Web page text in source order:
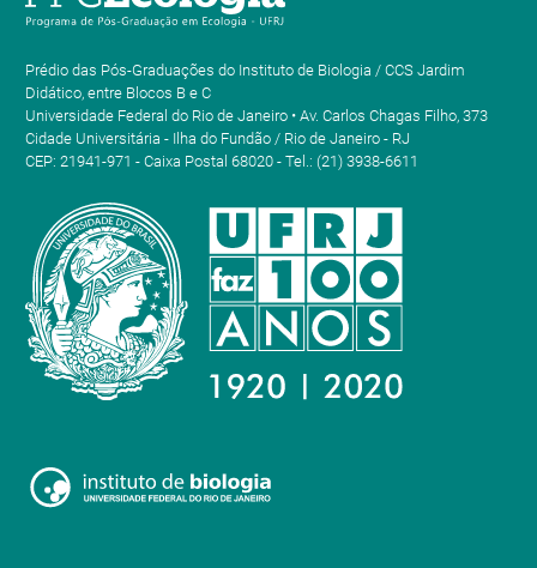
Prédio das Pós-Graduações do Instituto de Biologia / CCS Jardim
Didático, entre Blocos B e C
Universidade Federal do Rio de Janeiro • Av. Carlos Chagas Filho, 373
Cidade Universitária - Ilha do Fundão / Rio de Janeiro - RJ
CEP: 21941-971 - Caixa Postal 68020 - Tel.: (21) 3938-6611